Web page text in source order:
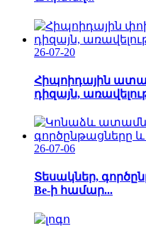
26-07-20
Հիպոիդային
դիզայն,
26-07-06
Տեսակներ,
Be-ի համար...